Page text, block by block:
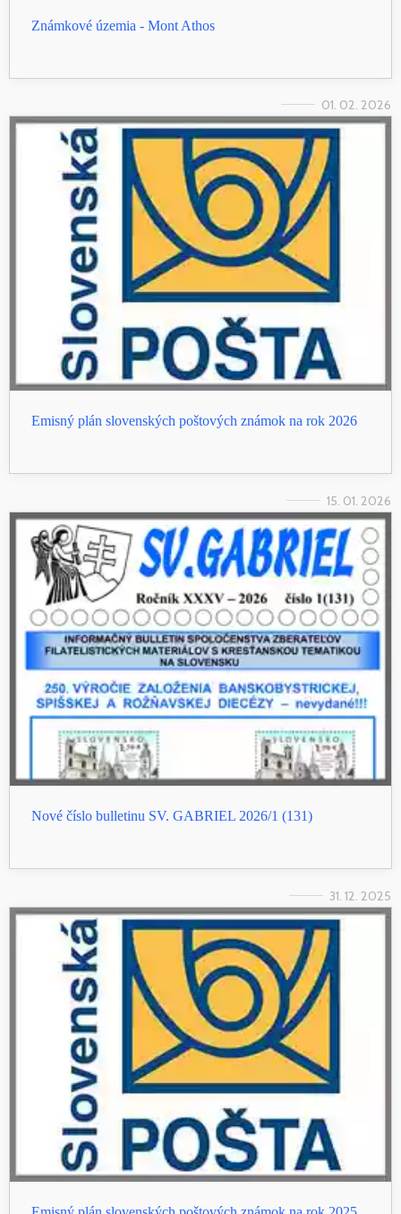
Známkové územia - Mont Athos
01. 02. 2026
Emisný plán slovenských poštových známok na rok 2026
15. 01. 2026
Nové číslo bulletinu SV. GABRIEL 2026/1 (131)
31. 12. 2025